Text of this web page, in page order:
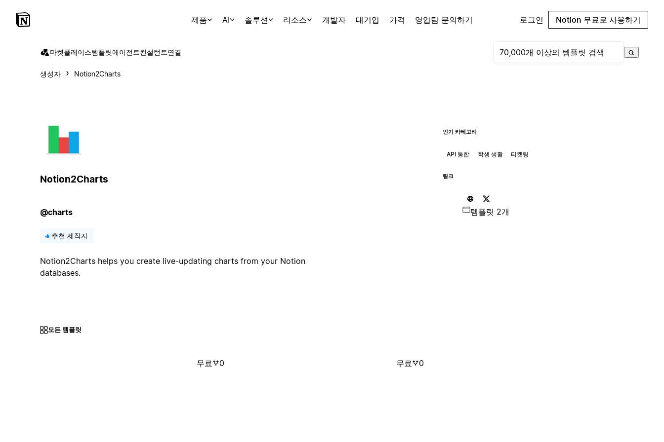
제품 AI 솔루션 리소스 개발자 대기업 가격 영업팀 문의하기 로그인 Notion 무료로 사용하기
마켓플레이스템플릿에이전트컨설턴트연결
생성자 Notion2Charts
Notion2Charts
@charts
추천 제작자
Notion2Charts helps you create live-updating charts from your Notion
databases.
인기 카테고리
API 통합 학생 생활 티켓팅
링크
템플릿 2개
모든 템플릿
무료 0 무료 0